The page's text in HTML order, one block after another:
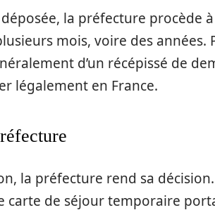
la préfecture procède
mois, voire des années.
d’un récépissé de
légalement en France.
la préfecture rend sa
carte de séjour temporaire